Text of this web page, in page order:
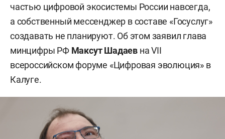
частью цифровой экосистемы России навсегда,
а собственный мессенджер в составе «Госуслуг»
создавать не планируют. Об этом заявил глава
минцифры РФ Максут Шадаев на VII
всероссийском форуме «Цифровая эволюция» в
Калуге.